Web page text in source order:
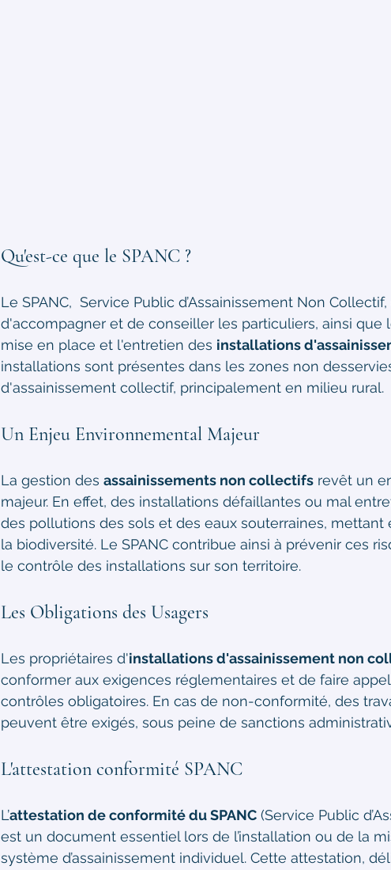
Qu'est-ce que le SPANC ?
Le SPANC,  Service Public d’Assainissement Non
d'accompagner et de conseiller les particuliers, ainsi que
mise en place et l'entretien des installations
installations sont présentes dans les zones non
d'assainissement collectif, principalement en milieu rural.
Un Enjeu Environnemental Majeur
La gestion des assainissements non collectifs revêt un
majeur. En effet, des installations défaillantes ou mal
des pollutions des sols et des eaux souterraines,
la biodiversité. Le SPANC contribue ainsi à prévenir ces
le contrôle des installations sur son territoire.
Les Obligations des Usagers
Les propriétaires d'installations d'assainissement non
conformer aux exigences réglementaires et de faire
contrôles obligatoires. En cas de non-conformité, des
peuvent être exigés, sous peine de sanctions
L'attestation conformité SPANC
L’attestation de conformité du SPANC (Service Public
est un document essentiel lors de l’installation ou de la
système d’assainissement individuel. Cette attestation,